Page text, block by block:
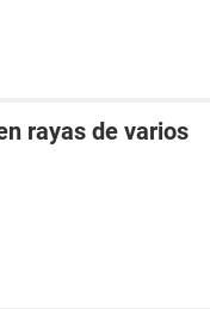
rayas de varios